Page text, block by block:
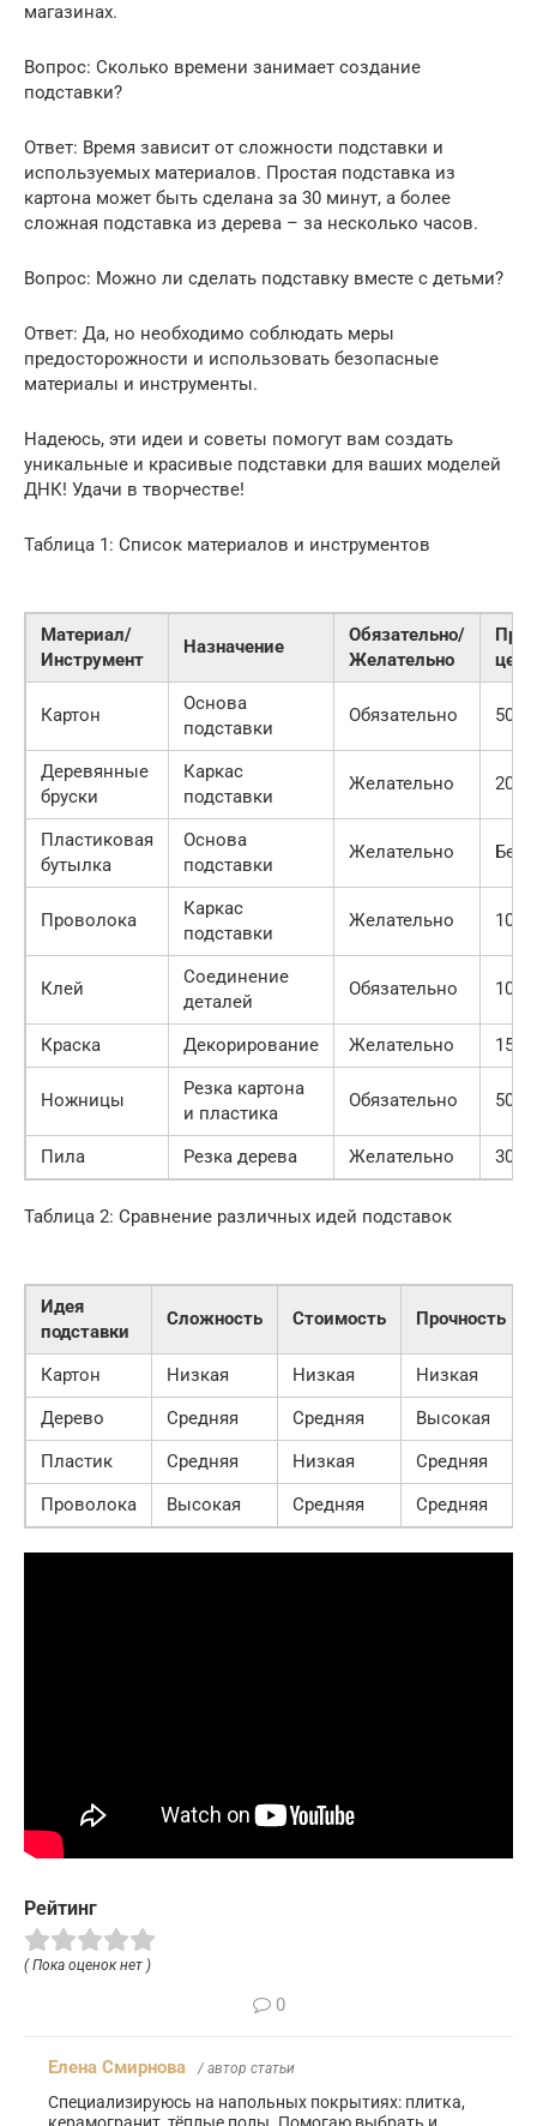
магазинах.
Вопрос: Сколько времени занимает создание
подставки?
Ответ: Время зависит от сложности подставки и
используемых материалов. Простая подставка из
картона может быть сделана за 30 минут, а более
сложная подставка из дерева – за несколько часов.
Вопрос: Можно ли сделать подставку вместе с детьми?
Ответ: Да, но необходимо соблюдать меры
предосторожности и использовать безопасные
материалы и инструменты.
Надеюсь, эти идеи и советы помогут вам создать
уникальные и красивые подставки для ваших моделей
ДНК! Удачи в творчестве!
Таблица 1: Список материалов и инструментов
Материал/
Инструмент
Назначение
Обязательно/
Желательно
Картон
Основа
подставки
Обязательно 50
Деревянные
бруски
Каркас
подставки
Желательно 200
Пластиковая
бутылка
Основа
подставки
Желательно
Проволока
Каркас
подставки
Желательно 100
Клей
Соединение
деталей
Обязательно 100
Краска Декорирование Желательно 150
Ножницы
Резка картона
и пластика
Обязательно 50
Пила Резка дерева Желательно 300
Таблица 2: Сравнение различных идей подставок
Идея
подставки
Сложность Стоимость Прочность
Картон Низкая Низкая Низкая
Дерево
Средняя Средняя Высокая
Пластик
Средняя Низкая Средняя
Проволока
Высокая Средняя Средняя
Рейтинг
( Пока оценок нет )
0
Елена Смирнова / автор статьи
Специализируюсь на напольных покрытиях: плитка,